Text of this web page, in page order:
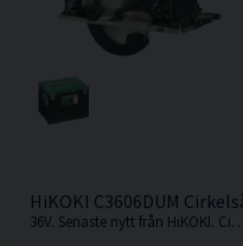
HiKOKI C3606DUM
36V. Senaste nytt från HiKOKI. Cirkelsåg som kan fästas på